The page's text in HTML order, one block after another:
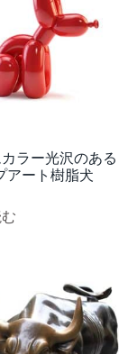
ラー光沢のある
アート樹脂犬